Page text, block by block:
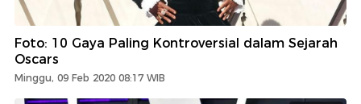
Foto: 10 Gaya Paling Kontroversial dalam Sejarah
Oscars
Minggu, 09 Feb 2020 08:17 WIB